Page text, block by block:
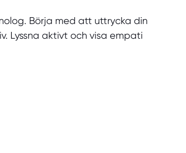
Börja med att uttrycka din
Lyssna aktivt och visa empati